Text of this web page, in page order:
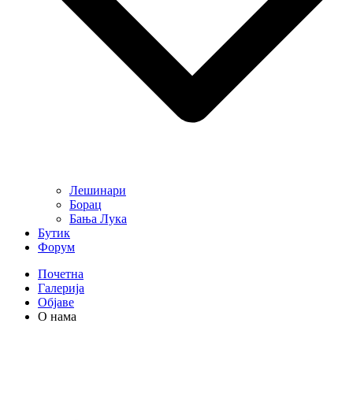
Лешинари
Борац
Бања Лука
Бутик
Форум
Почетна
Галерија
Објаве
О нама